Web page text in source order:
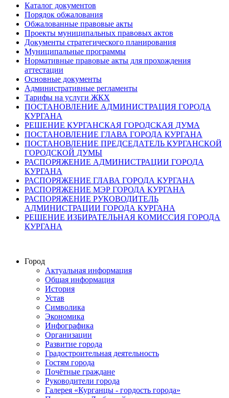
Каталог документов
Порядок обжалования
Обжалованные правовые акты
Проекты муниципальных правовых актов
Документы стратегического планирования
Муниципальные программы
Нормативные правовые акты для прохождения
аттестации
Основные документы
Административные регламенты
Тарифы на услуги ЖКХ
ПОСТАНОВЛЕНИЕ АДМИНИСТРАЦИЯ ГОРОДА
КУРГАНА
РЕШЕНИЕ КУРГАНСКАЯ ГОРОДСКАЯ ДУМА
ПОСТАНОВЛЕНИЕ ГЛАВА ГОРОДА КУРГАНА
ПОСТАНОВЛЕНИЕ ПРЕДСЕДАТЕЛЬ КУРГАНСКОЙ
ГОРОДСКОЙ ДУМЫ
РАСПОРЯЖЕНИЕ АДМИНИСТРАЦИИ ГОРОДА
КУРГАНА
РАСПОРЯЖЕНИЕ ГЛАВА ГОРОДА КУРГАНА
РАСПОРЯЖЕНИЕ МЭР ГОРОДА КУРГАНА
РАСПОРЯЖЕНИЕ РУКОВОДИТЕЛЬ
АДМИНИСТРАЦИИ ГОРОДА КУРГАНА
РЕШЕНИЕ ИЗБИРАТЕЛЬНАЯ КОМИССИЯ ГОРОДА
КУРГАНА
Город
Актуальная информация
Общая информация
История
Устав
Символика
Экономика
Инфографика
Организации
Развитие города
Градостроительная деятельность
Гостям города
Почётные граждане
Руководители города
Галерея «Курганцы - гордость города»